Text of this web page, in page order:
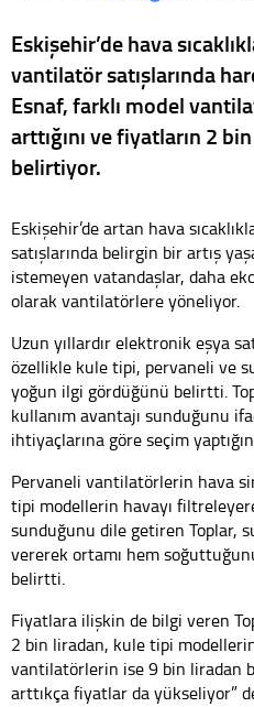
Eskişehir’de hava
vantilatör satışlarında
Esnaf, farklı model
arttığını ve fiyatların 2
belirtiyor.
Eskişehir’de artan hava
satışlarında belirgin bir artış
istemeyen vatandaşlar, daha
olarak vantilatörlere yöneliyor.
Uzun yıllardır elektronik eşya
özellikle kule tipi, pervaneli ve
yoğun ilgi gördüğünü belirtti.
kullanım avantajı sunduğunu
ihtiyaçlarına göre seçim
Pervaneli vantilatörlerin hava
tipi modellerin havayı
sunduğunu dile getiren Toplar,
vererek ortamı hem
belirtti.
Fiyatlara ilişkin de bilgi veren
2 bin liradan, kule tipi
vantilatörlerin ise 9 bin liradan
arttıkça fiyatlar da yükseliyor”